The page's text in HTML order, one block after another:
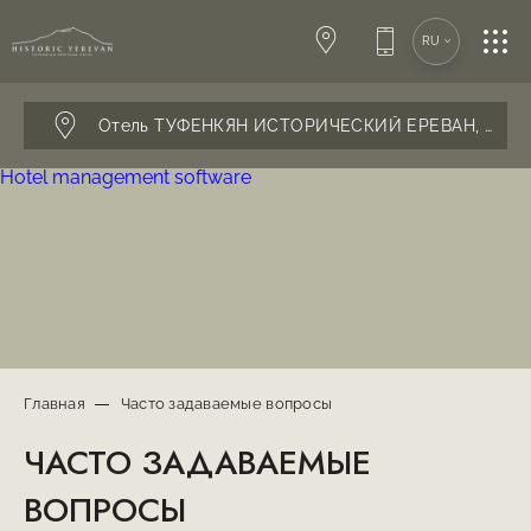
Отель ТУФЕНКЯН ИСТОРИЧЕСКИЙ ЕРЕВАН, г.
RU
SPA-ЦЕНТР
КОНФЕРЕНЦИИ
КОНТАКТЫ
Hotel management software
Главная Часто задаваемые вопросы
ЧАСТО ЗАДАВАЕМЫЕ
ВОПРОСЫ